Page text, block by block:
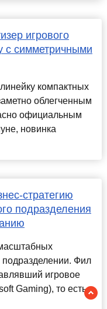
игрового
с симметричными
компактных
облегченным
официальным
новинка
стратегию
подразделения
подразделении. Фил
игровое
Gaming), то есть